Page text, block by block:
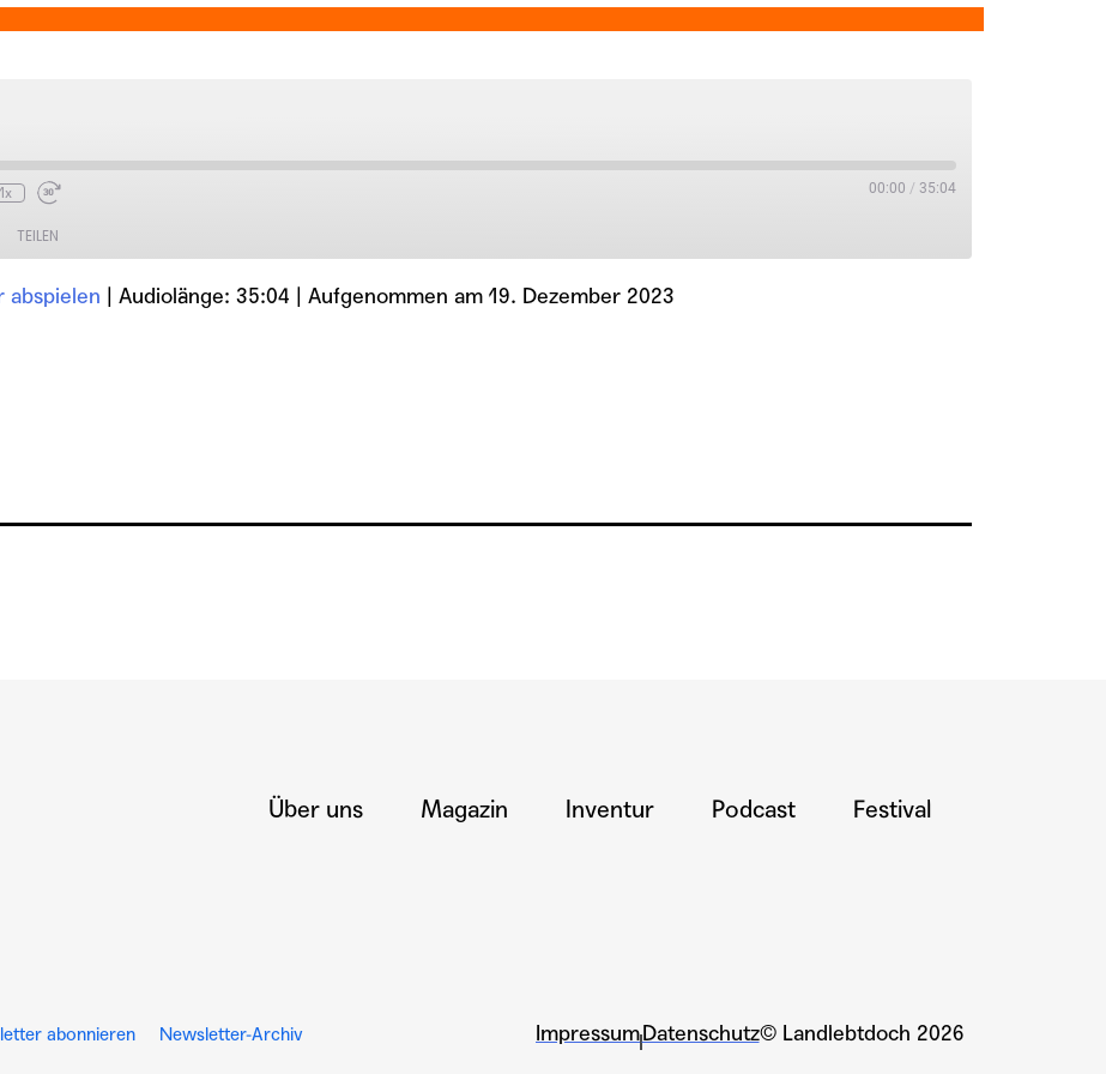
1x 00:00 / 35:04
TEILEN
abspielen | Audiolänge: 35:04 | Aufgenommen am 19. Dezember 2023
Über uns Magazin Inventur Podcast Festival
abonnieren Newsletter-Archiv ImpressumDatenschutz© Landlebtdoch 2026